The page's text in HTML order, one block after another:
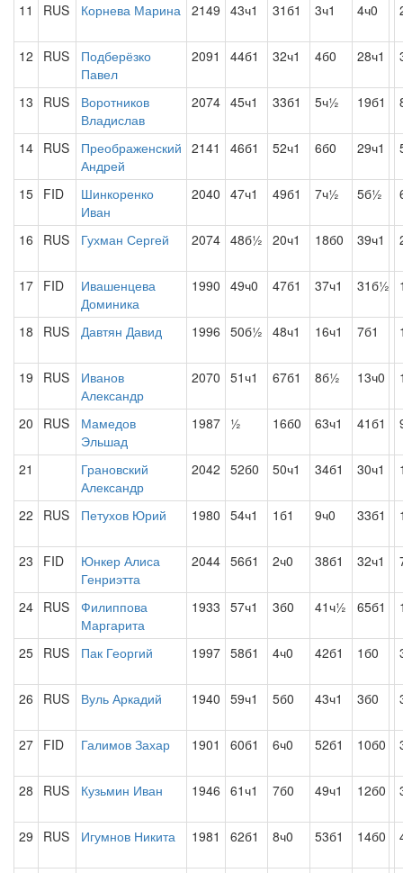
11 RUS Корнева Марина 2149 43ч1 31б1 3ч1 4ч0
12 RUS
Подберёзко
Павел
2091 44б1 32ч1 4б0 28ч1
13 RUS
Воротников
Владислав
2074 45ч1 33б1 5ч½ 19б1
14 RUS
Преображенский
Андрей
2141 46б1 52ч1 6б0 29ч1
15 FID
Шинкоренко
Иван
2040 47ч1 49б1 7ч½ 5б½
16 RUS Гухман Сергей 2074 48б½ 20ч1 18б0 39ч1
17 FID
Ивашенцева
Доминика
1990 49ч0 47б1 37ч1 31б½
18 RUS Давтян Давид 1996 50б½ 48ч1 16ч1 7б1
19 RUS
Иванов
Александр
2070 51ч1 67б1 8б½ 13ч0
20 RUS
Мамедов
Эльшад
1987 ½ 16б0 63ч1 41б1
21
Грановский
Александр
2042 52б0 50ч1 34б1 30ч1
22 RUS Петухов Юрий 1980 54ч1 1б1 9ч0 33б1
23 FID
Юнкер Алиса
Генриэтта
2044 56б1 2ч0 38б1 32ч1
24 RUS
Филиппова
Маргарита
1933 57ч1 3б0 41ч½ 65б1
25 RUS Пак Георгий 1997 58б1 4ч0 42б1 1б0
26 RUS Вуль Аркадий 1940 59ч1 5б0 43ч1 3б0
27 FID Галимов Захар 1901 60б1 6ч0 52б1 10б0
28 RUS Кузьмин Иван 1946 61ч1 7б0 49ч1 12б0
29 RUS Игумнов Никита 1981 62б1 8ч0 53б1 14б0